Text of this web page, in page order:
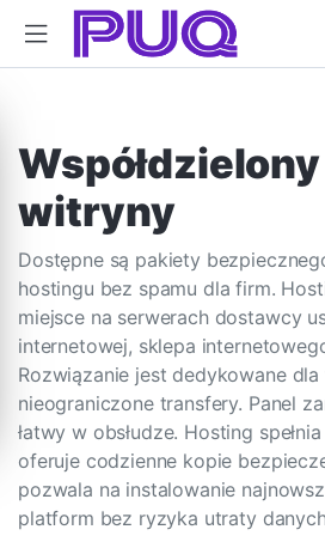
witryny
Dostępne są pakiety
hostingu bez spamu dla firm.
miejsce na serwerach dostawcy
internetowej, sklepa
Rozwiązanie jest dedykowane
nieograniczone transfery. Panel
łatwy w obsłudze. Hosting
oferuje codzienne kopie
pozwala na instalowanie
platform bez ryzyka utraty